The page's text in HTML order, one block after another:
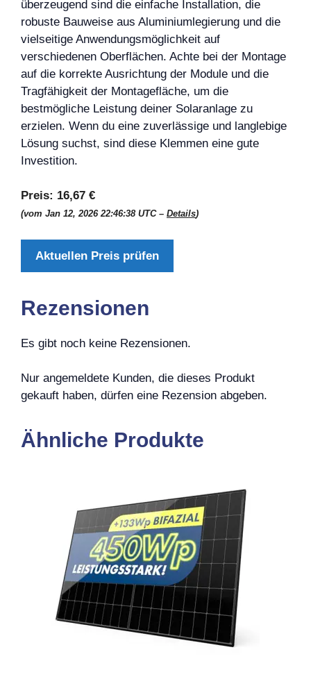
überzeugend sind die einfache Installation, die
robuste Bauweise aus Aluminiumlegierung und die
vielseitige Anwendungsmöglichkeit auf
verschiedenen Oberflächen. Achte bei der Montage
auf die korrekte Ausrichtung der Module und die
Tragfähigkeit der Montagefläche, um die
bestmögliche Leistung deiner Solaranlage zu
erzielen. Wenn du eine zuverlässige und langlebige
Lösung suchst, sind diese Klemmen eine gute
Investition.
Preis: 16,67 €
(vom Jan 12, 2026 22:46:38 UTC – Details)
Aktuellen Preis prüfen
Rezensionen
Es gibt noch keine Rezensionen.
Nur angemeldete Kunden, die dieses Produkt
gekauft haben, dürfen eine Rezension abgeben.
Ähnliche Produkte